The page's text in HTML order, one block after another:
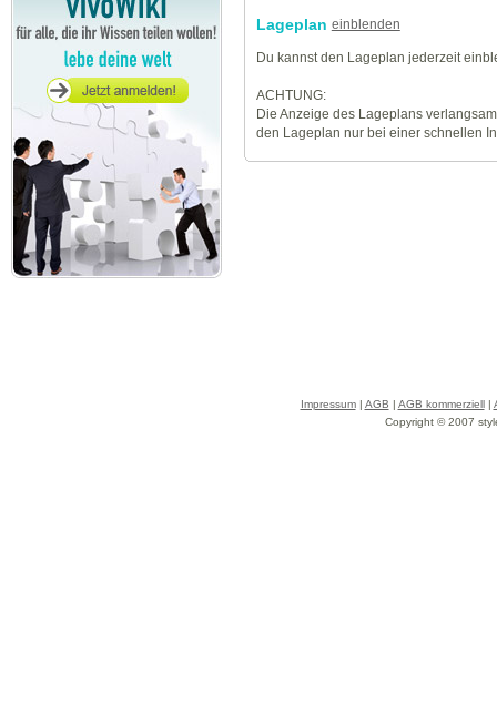
Lageplan einblenden
Du kannst den Lageplan jederzeit
ACHTUNG:
Die Anzeige des Lageplans
den Lageplan nur bei einer schnellen
Impressum| AGB | AGB kommerziell|
Copyright © 2007